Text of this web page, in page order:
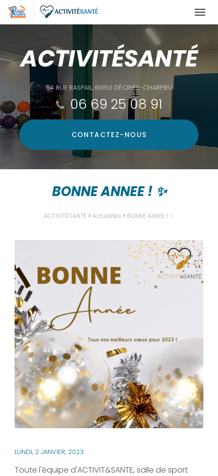
au
contenu
principal
54 RUE RASPAIL, 69150 DÉCINES-CHARPIEU
06 69 25 08 91
CONTACTEZ- NOUS
BONNE ANNEE ! ✨
ACTIVITÉSANTÉ > Actualités > BONNE ANNEE ! ✨
LUNDI, 2 JANVIER, 2023
Toute l'équipe d'ACTIVIT&SANTE, salle de sport